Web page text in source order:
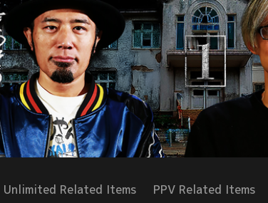
Unlimited Related Items PPV Related Items